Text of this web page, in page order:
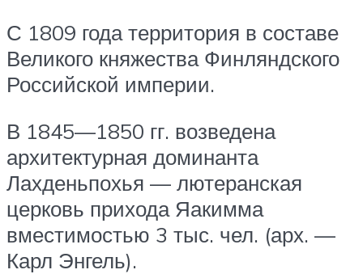
С 1809 года территория в составе
Великого княжества Финляндского
Российской империи.
В 1845—1850 гг. возведена
архитектурная доминанта
Лахденьпохья — лютеранская
церковь прихода Яакимма
вместимостью 3 тыс. чел. (арх. —
Карл Энгель).